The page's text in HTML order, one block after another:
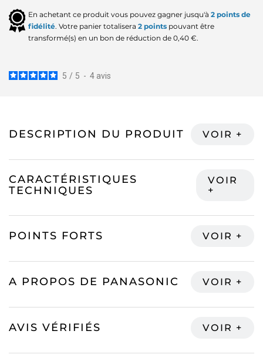
En achetant ce produit vous pouvez gagner jusqu'à 2 points de
fidélité. Votre panier totalisera 2 points pouvant être
transformé(s) en un bon de réduction de 0,40 €.
5 / 5 - 4 avis
DESCRIPTION DU PRODUIT
CARACTÉRISTIQUES
TECHNIQUES
POINTS FORTS
A PROPOS DE PANASONIC
AVIS VÉRIFIÉS